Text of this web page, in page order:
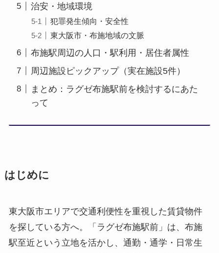
治安・地域環境
犯罪発生傾向・安全性
東大阪市・布施地域の文脈
布施駅周辺の人口・駅利用・居住者属性
周辺施設ピックアップ（実在施設5件）
まとめ：ラグゼ布施駅前を検討するにあた
って
はじめに
東大阪市エリアで交通利便性を重視した賃貸物件
を探している方へ。「ラグゼ布施駅前」は、布施
駅至近という立地を活かし、通勤・通学・日常生